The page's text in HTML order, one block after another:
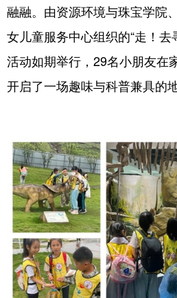
公益 一带一路
辽宁 吉林
浙江 安徽
山东 河南
广东 广西
四川 贵州
融融。由资源环境与珠宝学院
女儿童服务中心组织的“走！去
活动如期举行，29名小朋友在
开启了一场趣味与科普兼具的